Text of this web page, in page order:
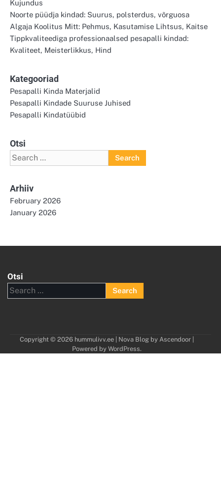
Kujundus
Noorte püüdja kindad: Suurus, polsterdus, võrguosa
Algaja Koolitus Mitt: Pehmus, Kasutamise Lihtsus, Kaitse
Tippkvaliteediga professionaalsed pesapalli kindad:
Kvaliteet, Meisterlikkus, Hind
Kategooriad
Pesapalli Kinda Materjalid
Pesapalli Kindade Suuruse Juhised
Pesapalli Kindatüübid
Otsi
Search
for:
Arhiiv
February 2026
January 2026
Otsi
Search
for:
Copyright © 2026 hummulivv.ee| Nova Blog by Ascendoor|
Powered by WordPress.